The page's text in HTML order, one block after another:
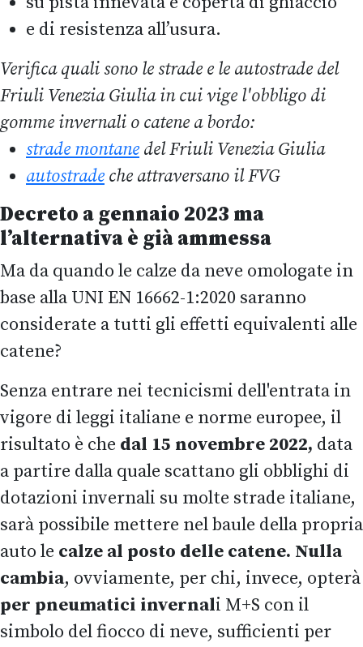
e di resistenza all’usura.
Verifica quali sono le strade e le autostrade del
Friuli Venezia Giulia in cui vige l'obbligo di
gomme invernali o catene a bordo:
strade montane del Friuli Venezia Giulia
autostrade che attraversano il FVG
Decreto a gennaio 2023 ma
l’alternativa è già ammessa
Ma da quando le calze da neve omologate in
base alla UNI EN 16662-1:2020 saranno
considerate a tutti gli effetti equivalenti alle
catene?
Senza entrare nei tecnicismi dell'entrata in
vigore di leggi italiane e norme europee, il
risultato è che dal 15 novembre 2022, data
a partire dalla quale scattano gli obblighi di
dotazioni invernali su molte strade italiane,
sarà possibile mettere nel baule della propria
auto le calze al posto delle catene. Nulla
cambia, ovviamente, per chi, invece, opterà
per pneumatici invernali M+S con il
simbolo del fiocco di neve, sufficienti per